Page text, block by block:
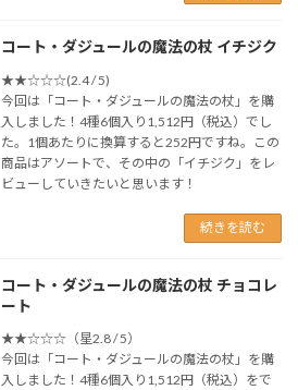
コート・ダジュールの魔法の杖 イチジク
★★☆☆☆(2.4 / 5)
今回は「コート・ダジュールの魔法の杖」を購
入しました！4種6個入り1,512円（税込）でし
た。1個あたりに換算すると252円ですね。この
商品はアソートで、その中の「イチジク」をレ
ビューしていきたいと思います！
続きを読む
コート・ダジュールの魔法の杖 チョコレ
ート
★★☆☆☆（星2.8 / 5）
今回は「コート・ダジュールの魔法の杖」を購
入しました！4種6個入り1,512円（税込）をで